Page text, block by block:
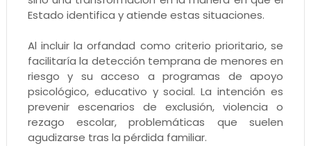
Estado identifica y atiende estas situaciones.
Al incluir la orfandad como criterio prioritario, se
facilitaría la detección temprana de menores en
riesgo y su acceso a programas de apoyo
psicológico, educativo y social. La intención es
prevenir escenarios de exclusión, violencia o
rezago escolar, problemáticas que suelen
agudizarse tras la pérdida familiar.